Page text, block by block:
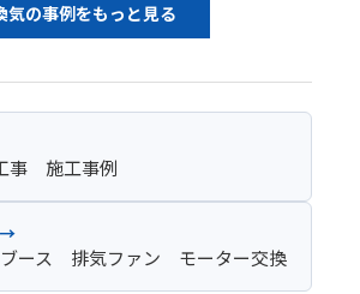
気の事例をもっと見る
事 施工事例
→
ース 排気ファン モーター交換